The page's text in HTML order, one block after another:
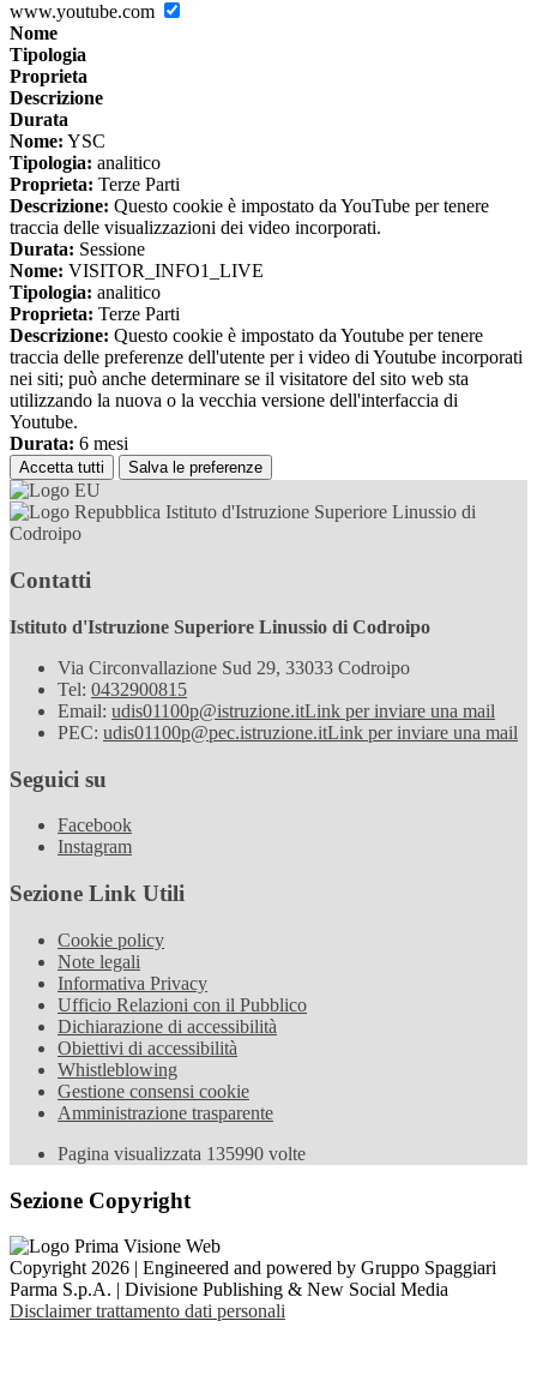
www.youtube.com
Nome
Tipologia
Proprieta
Descrizione
Durata
Nome: YSC
Tipologia: analitico
Proprieta: Terze Parti
Descrizione: Questo cookie è impostato da YouTube per tenere
traccia delle visualizzazioni dei video incorporati.
Durata: Sessione
Nome: VISITOR_INFO1_LIVE
Tipologia: analitico
Proprieta: Terze Parti
Descrizione: Questo cookie è impostato da Youtube per tenere
traccia delle preferenze dell'utente per i video di Youtube incorporati
nei siti; può anche determinare se il visitatore del sito web sta
utilizzando la nuova o la vecchia versione dell'interfaccia di
Youtube.
Durata: 6 mesi
Accetta tutti Salva le preferenze
Istituto d'Istruzione Superiore Linussio di
Codroipo
Contatti
Istituto d'Istruzione Superiore Linussio di Codroipo
Via Circonvallazione Sud 29, 33033 Codroipo
Tel: 0432900815
Email: udis01100p@istruzione.itLink per inviare una mail
PEC: udis01100p@pec.istruzione.itLink per inviare una mail
Seguici su
Facebook
Instagram
Sezione Link Utili
Cookie policy
Note legali
Informativa Privacy
Ufficio Relazioni con il Pubblico
Dichiarazione di accessibilità
Obiettivi di accessibilità
Whistleblowing
Gestione consensi cookie
Amministrazione trasparente
Pagina visualizzata 135990 volte
Sezione Copyright
Copyright 2026 | Engineered and powered by Gruppo Spaggiari
Parma S.p.A. | Divisione Publishing & New Social Media
Disclaimer trattamento dati personali